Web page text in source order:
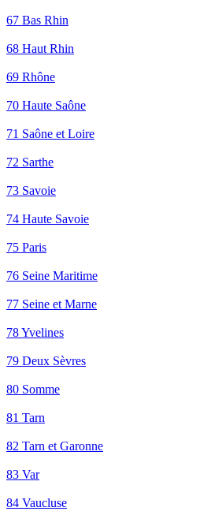
67 Bas Rhin
68 Haut Rhin
69 Rhône
70 Haute Saône
71 Saône et Loire
72 Sarthe
73 Savoie
74 Haute Savoie
75 Paris
76 Seine Maritime
77 Seine et Marne
78 Yvelines
79 Deux Sèvres
80 Somme
81 Tarn
82 Tarn et Garonne
83 Var
84 Vaucluse